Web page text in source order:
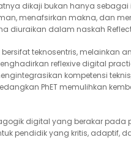
dikaji bukan hanya
menafsirkan makna, dan
diuraikan dalam naskah
teknosentris, melainkan
reflexive digital
kompetensi
PhET memulihkan
digital yang berakar pada
pendidik yang kritis, adaptif,